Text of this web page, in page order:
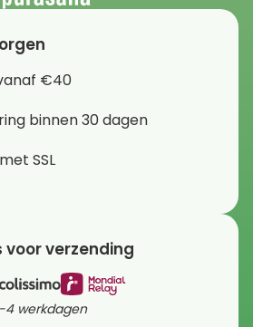
€40
binnen 30 dagen
SSL
voor verzending
4 werkdagen